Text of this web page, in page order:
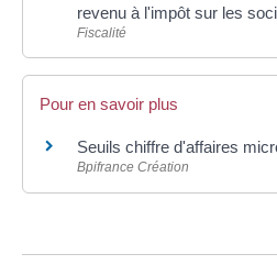
revenu à l'impôt sur les
Fiscalité
Pour en savoir plus
Seuils chiffre d'affaires
Bpifrance Création